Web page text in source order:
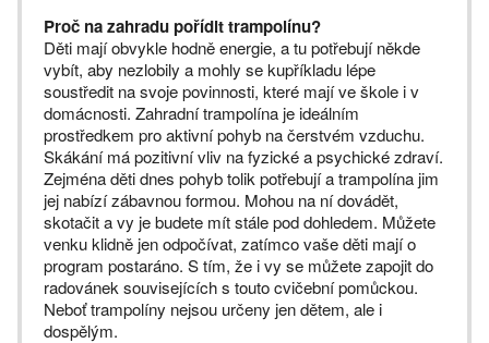
Proč na zahradu pořídit trampolínu?
Děti mají obvykle hodně energie, a tu potřebují někde
vybít, aby nezlobily a mohly se kupříkladu lépe
soustředit na svoje povinnosti, které mají ve škole i v
domácnosti. Zahradní trampolína je ideálním
prostředkem pro aktivní pohyb na čerstvém vzduchu.
Skákání má pozitivní vliv na fyzické a psychické zdraví.
Zejména děti dnes pohyb tolik potřebují a trampolína jim
jej nabízí zábavnou formou. Mohou na ní dovádět,
skotačit a vy je budete mít stále pod dohledem. Můžete
venku klidně jen odpočívat, zatímco vaše děti mají o
program postaráno. S tím, že i vy se můžete zapojit do
radovánek souvisejících s touto cvičební pomůckou.
Neboť trampolíny nejsou určeny jen dětem, ale i
dospělým.